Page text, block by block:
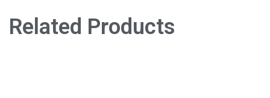
Related Products